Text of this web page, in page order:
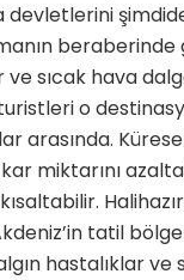
devletlerini
ve sıcak hava
o
arasında.
miktarını
tatil
hastalıklar ve